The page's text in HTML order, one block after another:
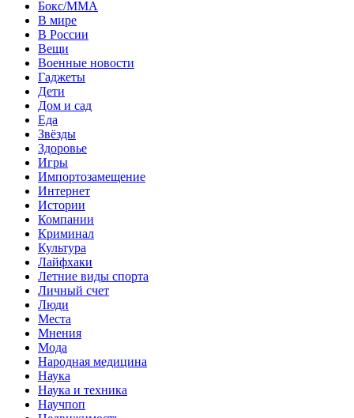
Бокс/MMA
В мире
В России
Вещи
Военные новости
Гаджеты
Дети
Дом и сад
Еда
Звёзды
Здоровье
Игры
Импортозамещение
Интернет
Истории
Компании
Криминал
Культура
Лайфхаки
Летние виды спорта
Личный счет
Люди
Места
Мнения
Мода
Народная медицина
Наука
Наука и техника
Научпоп